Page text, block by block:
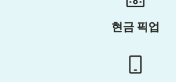
현금 픽업